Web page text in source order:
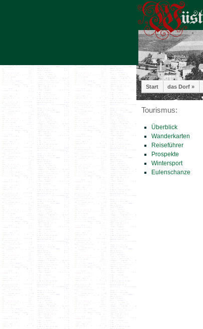
Start das Dorf »
Tourismus:
Überblick
Wanderkarten
Reiseführer
Prospekte
Wintersport
Eulenschanze